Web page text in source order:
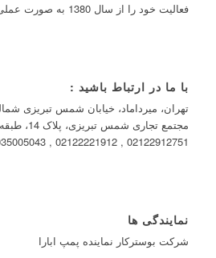
فعالیت خود را از سال 1380 به صورت عملی اغاز کرد.
با ما در ارتباط باشید :
تهران، میرداماد، خیابان شمس تبریزی
02122912751 , 02122221912 , 09035005043
نمایندگی ها
شرکت بوسترکار نماینده پمپ ابارا